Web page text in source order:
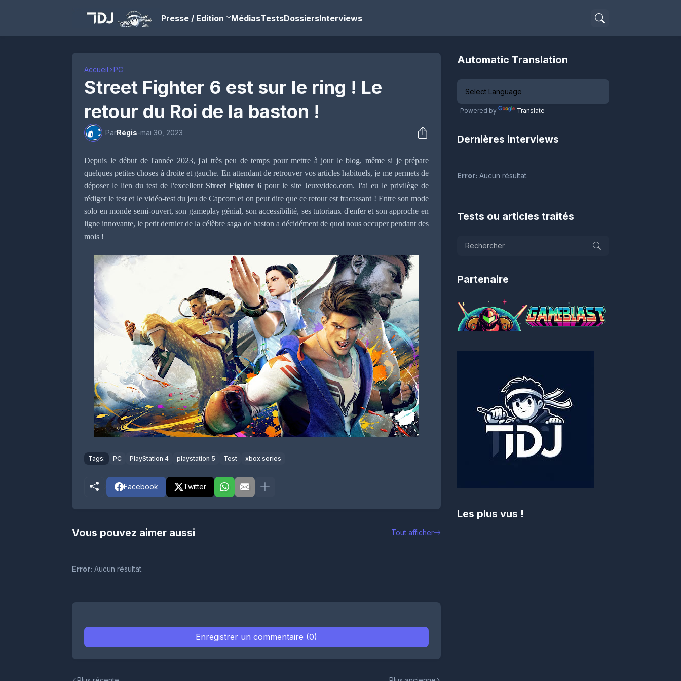
Presse / Edition MédiasTestsDossiersInterviews
Accueil PC
Street Fighter 6 est sur le ring ! Le
retour du Roi de la baston !
ParRégis-mai 30, 2023
Depuis le début de l'année 2023, j'ai très peu de temps pour mettre à jour le blog, même si je prépare
quelques petites choses à droite et gauche. En attendant de retrouver vos articles habituels, je me permets de
déposer le lien du test de l'excellent Street Fighter 6 pour le site Jeuxvideo.com. J'ai eu le privilège de
rédiger le test et le vidéo-test du jeu de Capcom et on peut dire que ce retour est fracassant ! Entre son mode
solo en monde semi-ouvert, son gameplay génial, son accessibilité, ses tutoriaux d'enfer et son approche en
ligne innovante, le petit dernier de la célèbre saga de baston a décidément de quoi nous occuper pendant des
mois !
Tags: PC PlayStation 4 playstation 5 Test xbox series
Facebook Twitter
Vous pouvez aimer aussi Tout afficher
Error: Aucun résultat.
Enregistrer un commentaire (0)
Automatic Translation
Powered by Translate
Dernières interviews
Error: Aucun résultat.
Tests ou articles traités
Partenaire
Les plus vus !